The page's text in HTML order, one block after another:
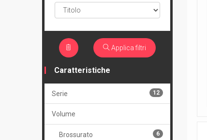
Applica filtri
Caratteristiche
Serie 12
Volume
Brossurato 6